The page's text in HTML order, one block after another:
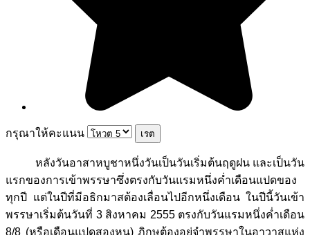
กรุณาให้คะแนน
หลังวันอาสาหบูชาหนึ่งวันเป็นวันเริ่มต้นฤดูฝน และเป็นวัน
แรกของการเข้าพรรษาซึ่งตรงกับวันแรมหนึ่งค่ำเดือนแปดของ
ทุกปี แต่ในปีที่มีอธิกมาสต้องเลื่อนไปอีกหนึ่งเดือน ในปีนี้วันเข้า
พรรษาเริ่มต้นวันที่ 3 สิงหาคม 2555 ตรงกับวันแรมหนึ่งค่ำเดือน
8/8 (หรือเดือนแปดสองหน) ภิกษุต้องอยู่จำพรรษาในอาวาสแห่ง